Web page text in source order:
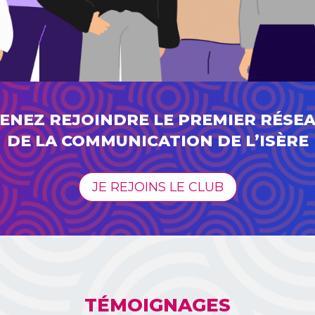
REJOINDRE LE PREMIER
DE LA COMMUNICATION DE L’ISÈRE
JE REJOINS LE CLUB
TÉMOIGNAGES